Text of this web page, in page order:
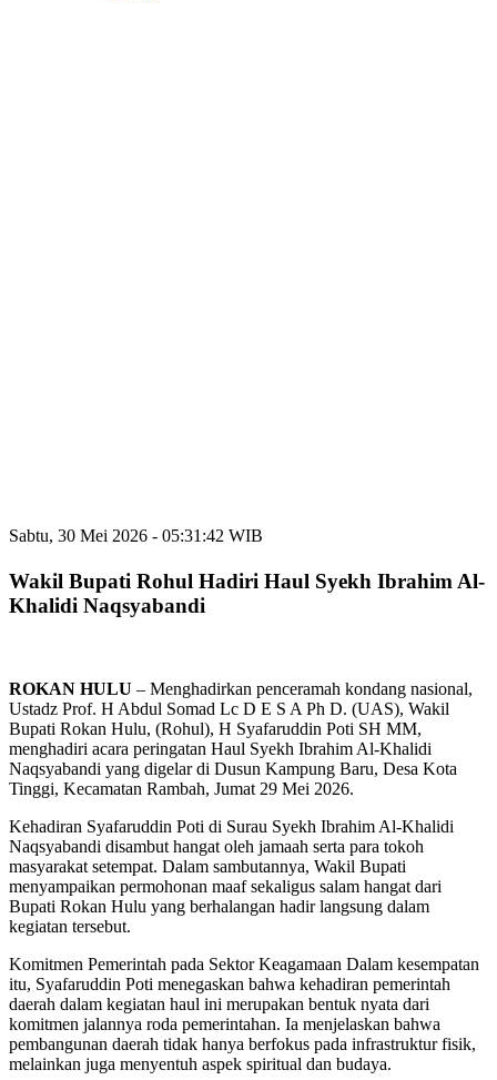
Sabtu, 30 Mei 2026 - 05:31:42 WIB
Wakil Bupati Rohul Hadiri Haul Syekh Ibrahim Al-
Khalidi Naqsyabandi
ROKAN HULU – Menghadirkan penceramah kondang nasional,
Ustadz Prof. H Abdul Somad Lc D E S A Ph D. (UAS), Wakil
Bupati Rokan Hulu, (Rohul), H Syafaruddin Poti SH MM,
menghadiri acara peringatan Haul Syekh Ibrahim Al-Khalidi
Naqsyabandi yang digelar di Dusun Kampung Baru, Desa Kota
Tinggi, Kecamatan Rambah, Jumat 29 Mei 2026.
Kehadiran Syafaruddin Poti di Surau Syekh Ibrahim Al-Khalidi
Naqsyabandi disambut hangat oleh jamaah serta para tokoh
masyarakat setempat. Dalam sambutannya, Wakil Bupati
menyampaikan permohonan maaf sekaligus salam hangat dari
Bupati Rokan Hulu yang berhalangan hadir langsung dalam
kegiatan tersebut.
Komitmen Pemerintah pada Sektor Keagamaan Dalam kesempatan
itu, Syafaruddin Poti menegaskan bahwa kehadiran pemerintah
daerah dalam kegiatan haul ini merupakan bentuk nyata dari
komitmen jalannya roda pemerintahan. Ia menjelaskan bahwa
pembangunan daerah tidak hanya berfokus pada infrastruktur fisik,
melainkan juga menyentuh aspek spiritual dan budaya.